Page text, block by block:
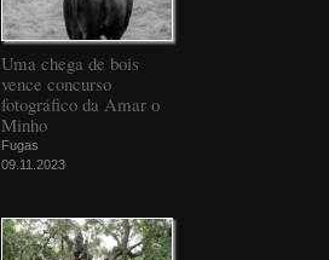
Uma chega de bois
vence concurso
fotográfico da Amar o
Minho
Fugas
09.11.2023